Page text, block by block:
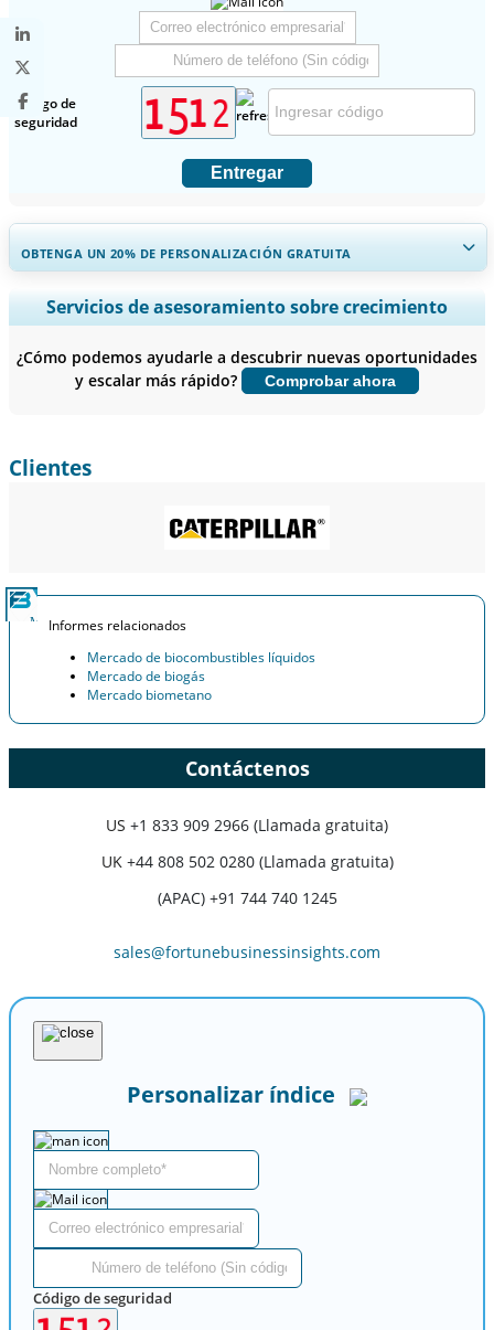
Código de
seguridad
Entregar
OBTENGA UN 20% DE PERSONALIZACIÓN GRATUITA
Ampliar la cobertura regional y por país, Análisis de segmentos,
Perfiles de empresas, Benchmarking competitivo, e información
Personalizar ahora
Servicios de asesoramiento sobre crecimiento
¿Cómo podemos ayudarle a descubrir nuevas oportunidades
y escalar más rápido?
Comprobar ahora
Clientes
Informes relacionados
Mercado de biocombustibles líquidos
Mercado de biogás
Mercado biometano
Contáctenos
US +1 833 909 2966 (Llamada gratuita)
UK +44 808 502 0280 (Llamada gratuita)
(APAC) +91 744 740 1245
sales@fortunebusinessinsights.com
Personalizar índice
Código de seguridad